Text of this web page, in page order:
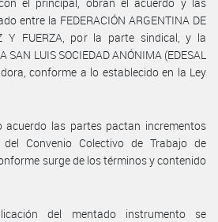
entre la FEDERACIÓN ARGENTINA DE
Y FUERZA, por la parte sindical, y la
SAN LUIS SOCIEDAD ANÓNIMA (EDESAL
conforme a lo establecido en la Ley
acuerdo las partes pactan incrementos
Convenio Colectivo de Trabajo de
surge de los términos y contenido
del mentado instrumento se